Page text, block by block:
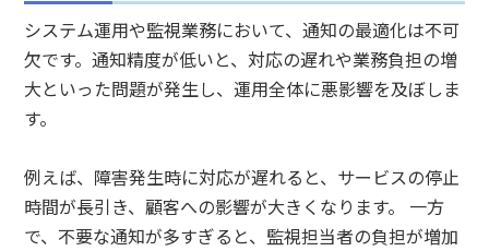
システム運用や監視業務において、通知の最適化は不可
欠です。通知精度が低いと、対応の遅れや業務負担の増
大といった問題が発生し、運用全体に悪影響を及ぼしま
す。
例えば、障害発生時に対応が遅れると、サービスの停止
時間が長引き、顧客への影響が大きくなります。 一方
で、不要な通知が多すぎると、監視担当者の負担が増加